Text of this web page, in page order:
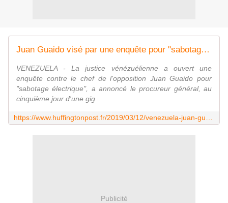
Juan Guaido visé par une enquête pour "sabotage électrique" au Venezuela
VENEZUELA - La justice vénézuélienne a ouvert une
enquête contre le chef de l'opposition Juan Guaido pour
"sabotage électrique", a annoncé le procureur général, au
cinquième jour d'une gig...
Publicité